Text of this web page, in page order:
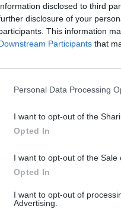
disclosed to third
disclosure of your
This information
Participants that
Personal Data Processing
I want to opt-out of the
Opted In
I want to opt-out of the Sale
Opted In
I want to opt-out of
Advertising.